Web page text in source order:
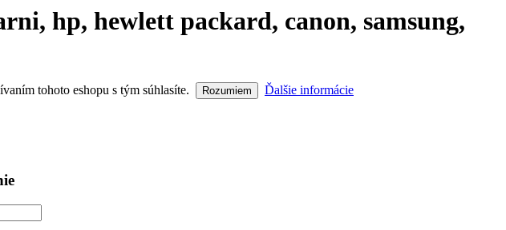
hp, hewlett packard, canon, samsung,
tohoto eshopu s tým súhlasíte. Rozumiem
Ďalšie informácie